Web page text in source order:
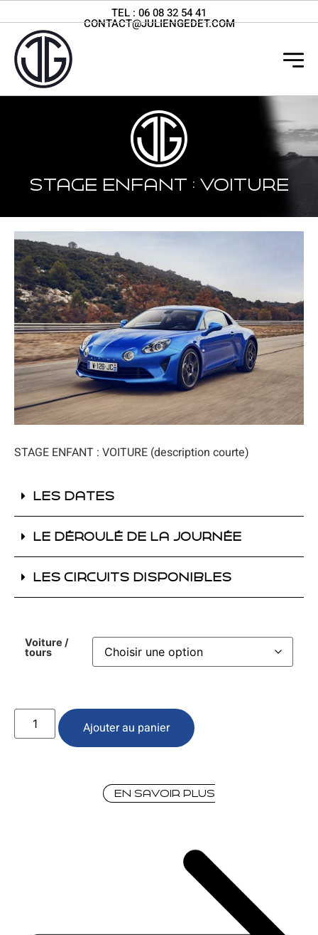
TEL : 06 08 32 54 41
CONTACT@JULIENGEDET.COM
Stage enfant : voiture
STAGE ENFANT : VOITURE (description courte)
Les dates
Le déroulé de la journée
Les circuits disponibles
Voiture /
tours
Ajouter au panier
En savoir plus